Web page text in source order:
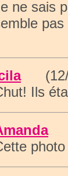
ne sais
(12/
Ils